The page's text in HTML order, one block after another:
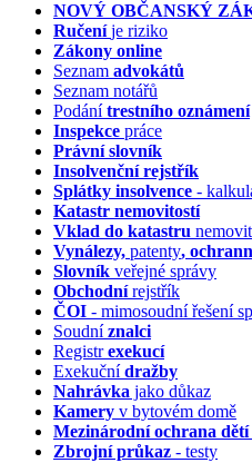
NOVÝ OBČANSKÝ
Ručeníje riziko
Zákony online
Seznam advokátů
Seznam notářů
Podánítrestního oznámení
Inspekce práce
Právní slovník
Insolvenčnírejstřík
Splátky insolvence -
Katastr nemovitostí
Vklad do katastru
Vynálezy, patenty,
Slovník veřejné správy
Obchodnírejstřík
ČOI - mimosoudní řešení
Soudníznalci
Registrexekucí
Exekučnídražby
Nahrávka jako důkaz
Kamery v bytovém domě
Mezinárodní ochrana dětí
Zbrojní průkaz - testy